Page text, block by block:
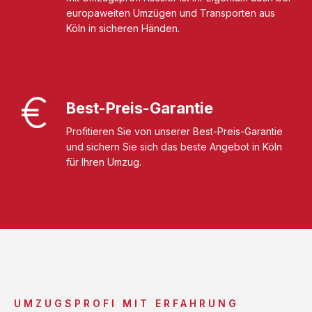
europaweiten Umzügen und Transporten aus
Köln in sicheren Händen.
Best-Preis-Garantie
Profitieren Sie von unserer Best-Preis-Garantie
und sichern Sie sich das beste Angebot in Köln
für Ihren Umzug.
UMZUGSPROFI MIT ERFAHRUNG